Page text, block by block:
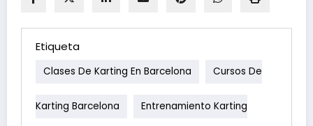
Etiqueta
Clases De Karting En Barcelona Cursos De
Karting Barcelona Entrenamiento Karting